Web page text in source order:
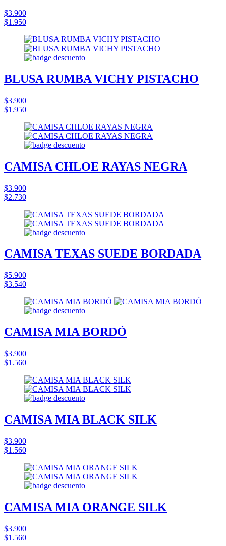
$3.900
$1.950
BLUSA RUMBA VICHY PISTACHO
$3.900
$1.950
CAMISA CHLOE RAYAS NEGRA
$3.900
$2.730
CAMISA TEXAS SUEDE BORDADA
$5.900
$3.540
CAMISA MIA BORDÓ
$3.900
$1.560
CAMISA MIA BLACK SILK
$3.900
$1.560
CAMISA MIA ORANGE SILK
$3.900
$1.560